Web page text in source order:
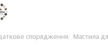
спорядження Мастила